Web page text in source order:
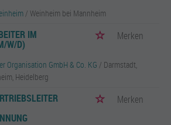
/ Weinheim bei Mannheim
IM
W/D)
Merken
Organisation GmbH & Co. KG / Darmstadt,
Heidelberg
Merken